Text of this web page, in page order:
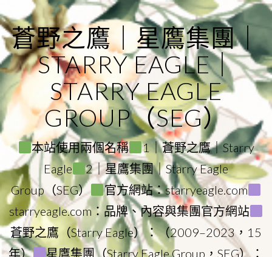
to
content
蒼野之鷹｜星鷹集團｜
STARRY EAGLE｜
STARRY EAGLE
GROUP（SEG）
本站使用兩個名稱
1｜蒼野之鷹｜Starry
Eagle
2｜星鷹集團｜Starry Eagle
Group（SEG）
官方網站：starryeagle.com
starryeagle.com：品牌、內容與集團官方網站
蒼野之鷹（Starry Eagle）：（2009–2023，15
年）
星鷹集團（Starry Eagle Group，SEG）：